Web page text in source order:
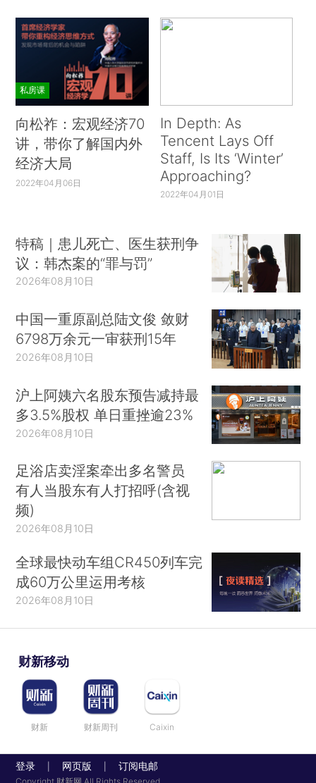
私房课
向松祚：宏观经济70
讲，带你了解国内外
经济大局
2022年04月06日
In Depth: As
Tencent Lays Off
Staff, Is Its ‘Winter’
Approaching?
2022年04月01日
特稿｜患儿死亡、医生获刑争
议：韩杰案的“罪与罚”
2026年08月10日
中国一重原副总陆文俊 敛财
6798万余元一审获刑15年
2026年08月10日
沪上阿姨六名股东预告减持最
多3.5%股权 单日重挫逾23%
2026年08月10日
足浴店卖淫案牵出多名警员
有人当股东有人打招呼(含视
频)
2026年08月10日
全球最快动车组CR450列车完
成60万公里运用考核
2026年08月10日
财新移动
财新 财新周刊 Caixin
登录 网页版 订阅电邮